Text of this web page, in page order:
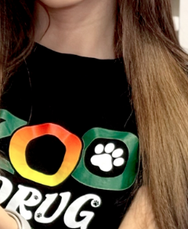
edilə bilər, eyni
TUNA TREAT MÜALICƏSI,
NAZIK PÜRESI, PIŞIKLƏR
ÜÇÜN, 70 Q.